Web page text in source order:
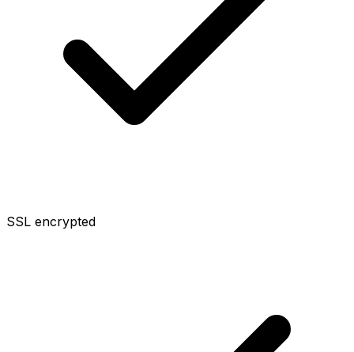
SSL encrypted